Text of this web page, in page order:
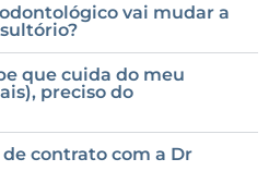
vai mudar a
que cuida do meu
preciso do
contrato com a Dr